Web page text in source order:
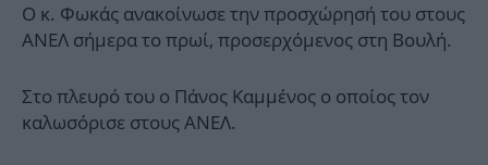
Ο κ. Φωκάς ανακοίνωσε την προσχώρησή του στους
ΑΝΕΛ σήμερα το πρωί, προσερχόμενος στη Βουλή.
Στο πλευρό του ο Πάνος Καμμένος ο οποίος τον
καλωσόρισε στους ΑΝΕΛ.